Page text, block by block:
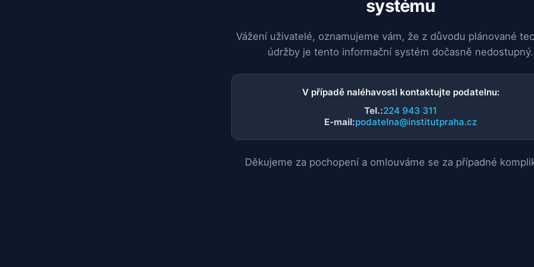
systému
Vážení uživatelé, oznamujeme vám, že z důvodu plánované
údržby je tento informační systém dočasně nedostupný.
V případě naléhavosti kontaktujte podatelnu:
Tel.:224 943 311
E-mail:podatelna@institutpraha.cz
Děkujeme za pochopení a omlouváme se za případné